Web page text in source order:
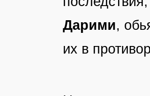
Дарими,
их в